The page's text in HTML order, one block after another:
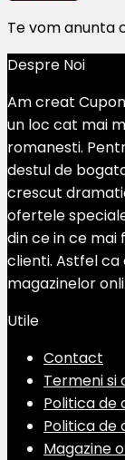
Te vom anunta
Despre Noi
Am creat
un loc cat mai
romanesti.
destul de
crescut
ofertele
din ce in ce
clienti. Astfel
magazinelor
Utile
Contact
Termeni si
Politica de
Politica de
Magazine